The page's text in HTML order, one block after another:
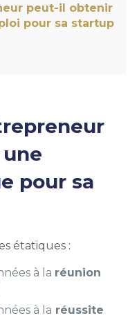
peut-il obtenir
pour sa startup
pour sa
étatiques :
à la réunion
à la réussite